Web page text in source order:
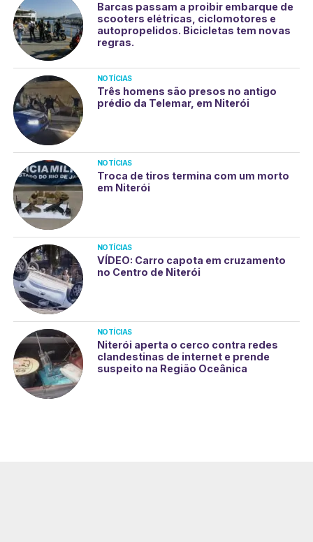
Barcas passam a proibir embarque de
scooters elétricas, ciclomotores e
autopropelidos. Bicicletas tem novas
regras.
NOTÍCIAS
Três homens são presos no antigo
prédio da Telemar, em Niterói
NOTÍCIAS
Troca de tiros termina com um morto
em Niterói
NOTÍCIAS
VÍDEO: Carro capota em cruzamento
no Centro de Niterói
NOTÍCIAS
Niterói aperta o cerco contra redes
clandestinas de internet e prende
suspeito na Região Oceânica